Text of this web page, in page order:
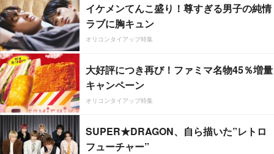
イケメンてんこ盛り！尊すぎる男子の純情
ラブに胸キュン
オリコンタイアップ特集
大好評につき再び！ファミマ名物45％増量
キャンペーン
オリコンタイアップ特集
SUPER★DRAGON、自ら描いた”レトロ
フューチャー”